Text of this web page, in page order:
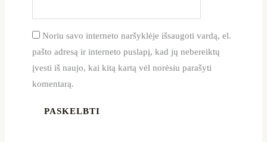
Noriu savo interneto naršyklėje išsaugoti vardą, el.
pašto adresą ir interneto puslapį, kad jų nebereiktų
įvesti iš naujo, kai kitą kartą vėl norėsiu parašyti
komentarą.